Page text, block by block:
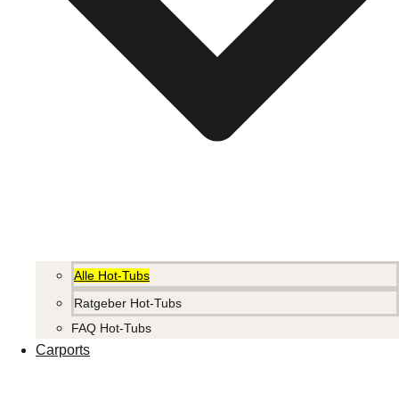
Alle Hot-Tubs
Ratgeber Hot-Tubs
FAQ Hot-Tubs
Carports